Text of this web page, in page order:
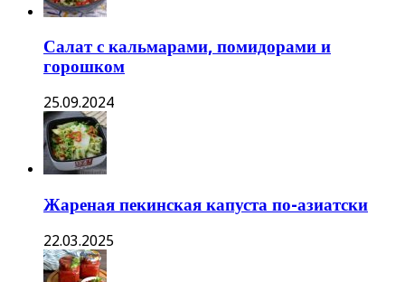
Салат с кальмарами, помидорами и
горошком
25.09.2024
Жареная пекинская капуста по-азиатски
22.03.2025